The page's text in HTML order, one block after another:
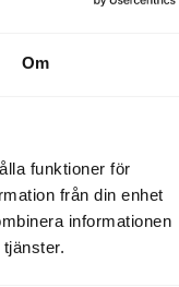
Om
funktioner för
från din enhet
informationen